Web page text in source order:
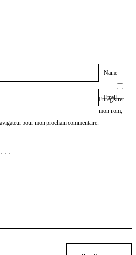
Name
Email
Enregistrer
mon nom,
pour mon prochain commentaire.